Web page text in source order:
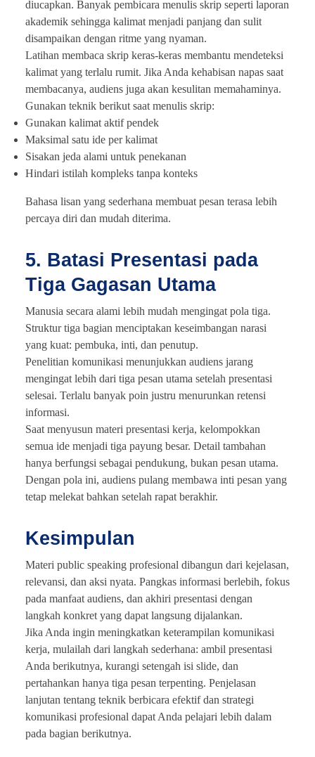
diucapkan. Banyak pembicara menulis skrip seperti laporan
akademik sehingga kalimat menjadi panjang dan sulit
disampaikan dengan ritme yang nyaman.
Latihan membaca skrip keras-keras membantu mendeteksi
kalimat yang terlalu rumit. Jika Anda kehabisan napas saat
membacanya, audiens juga akan kesulitan memahaminya.
Gunakan teknik berikut saat menulis skrip:
Gunakan kalimat aktif pendek
Maksimal satu ide per kalimat
Sisakan jeda alami untuk penekanan
Hindari istilah kompleks tanpa konteks
Bahasa lisan yang sederhana membuat pesan terasa lebih
percaya diri dan mudah diterima.
5. Batasi Presentasi pada
Tiga Gagasan Utama
Manusia secara alami lebih mudah mengingat pola tiga.
Struktur tiga bagian menciptakan keseimbangan narasi
yang kuat: pembuka, inti, dan penutup.
Penelitian komunikasi menunjukkan audiens jarang
mengingat lebih dari tiga pesan utama setelah presentasi
selesai. Terlalu banyak poin justru menurunkan retensi
informasi.
Saat menyusun materi presentasi kerja, kelompokkan
semua ide menjadi tiga payung besar. Detail tambahan
hanya berfungsi sebagai pendukung, bukan pesan utama.
Dengan pola ini, audiens pulang membawa inti pesan yang
tetap melekat bahkan setelah rapat berakhir.
Kesimpulan
Materi public speaking profesional dibangun dari kejelasan,
relevansi, dan aksi nyata. Pangkas informasi berlebih, fokus
pada manfaat audiens, dan akhiri presentasi dengan
langkah konkret yang dapat langsung dijalankan.
Jika Anda ingin meningkatkan keterampilan komunikasi
kerja, mulailah dari langkah sederhana: ambil presentasi
Anda berikutnya, kurangi setengah isi slide, dan
pertahankan hanya tiga pesan terpenting. Penjelasan
lanjutan tentang teknik berbicara efektif dan strategi
komunikasi profesional dapat Anda pelajari lebih dalam
pada bagian berikutnya.